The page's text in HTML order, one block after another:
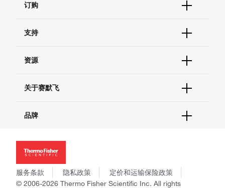
订购
订单支持
现货供应中心
支持
联系我们 - 400 820 8982
查找文件&证书
资源
促销
社交媒体
关于赛默飞
招聘
新闻
社会责任
商标
政策和通知
品牌
Applied Biosystems
Invitrogen
Gibco
Ion Torrent
服务条款 隐私政策
定价和运输保险政策
© 2006-2026 Thermo Fisher Scientific Inc. All rights